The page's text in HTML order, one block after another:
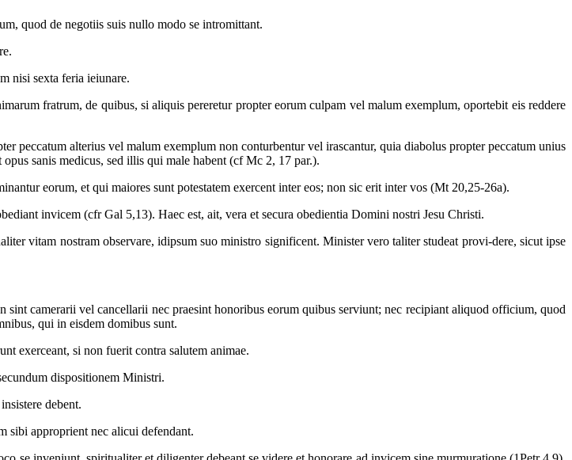
quod de negotiis suis nullo modo se intromittant.
nisi sexta feria ieiunare.
fratrum, de quibus, si aliquis pereretur propter eorum culpam vel malum exemplum, oportebit eis reddere
peccatum alterius vel malum exemplum non conturbentur vel irascantur, quia diabolus propter peccatum unius
sanis medicus, sed illis qui male habent (cf Mc 2, 17 par.).
eorum, et qui maiores sunt potestatem exercent inter eos; non sic erit inter vos (Mt 20,25-26a).
invicem (cfr Gal 5,13). Haec est, ait, vera et secura obedientia Domini nostri Jesu Christi.
vitam nostram observare, idipsum suo ministro significent. Minister vero taliter studeat provi-dere, sicut ipse
camerarii vel cancellarii nec praesint honoribus eorum quibus serviunt; nec recipiant aliquod officium, quod
qui in eisdem domibus sunt.
exerceant, si non fuerit contra salutem animae.
dispositionem Ministri.
debent.
sibi approprient nec alicui defendant.